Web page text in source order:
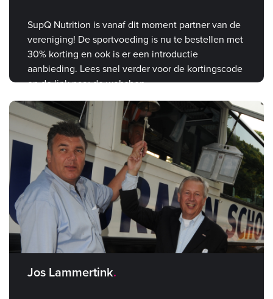
SupQ Nutrition is vanaf dit moment partner van de
vereniging! De sportvoeding is nu te bestellen met
30% korting en ook is er een introductie
aanbieding. Lees snel verder voor de kortingscode
en de link naar de webshop.
Jos Lammertink